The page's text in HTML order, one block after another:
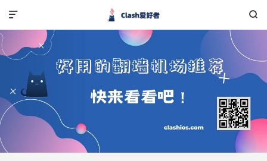

